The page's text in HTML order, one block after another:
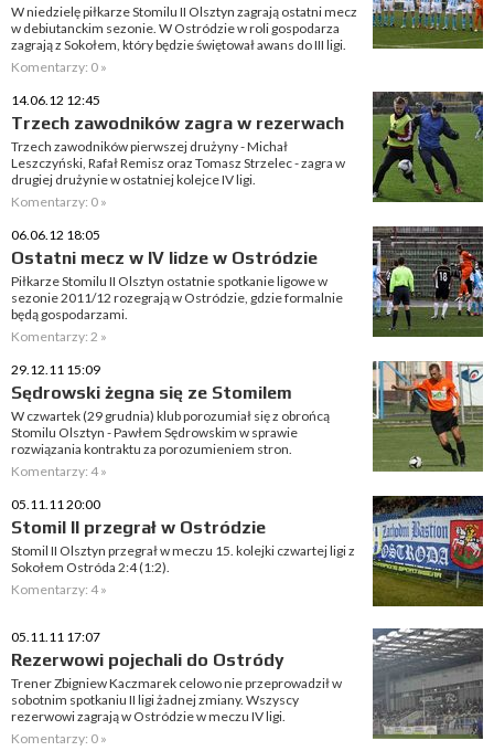
W niedzielę piłkarze Stomilu II Olsztyn zagrają ostatni mecz
w debiutanckim sezonie. W Ostródzie w roli gospodarza
zagrają z Sokołem, który będzie świętował awans do III ligi.
Komentarzy: 0 »
14.06.12 12:45
Trzech zawodników zagra w rezerwach
Trzech zawodników pierwszej drużyny - Michał
Leszczyński, Rafał Remisz oraz Tomasz Strzelec - zagra w
drugiej drużynie w ostatniej kolejce IV ligi.
Komentarzy: 0 »
06.06.12 18:05
Ostatni mecz w IV lidze w Ostródzie
Piłkarze Stomilu II Olsztyn ostatnie spotkanie ligowe w
sezonie 2011/12 rozegrają w Ostródzie, gdzie formalnie
będą gospodarzami.
Komentarzy: 2 »
29.12.11 15:09
Sędrowski żegna się ze Stomilem
W czwartek (29 grudnia) klub porozumiał się z obrońcą
Stomilu Olsztyn - Pawłem Sędrowskim w sprawie
rozwiązania kontraktu za porozumieniem stron.
Komentarzy: 4 »
05.11.11 20:00
Stomil II przegrał w Ostródzie
Stomil II Olsztyn przegrał w meczu 15. kolejki czwartej ligi z
Sokołem Ostróda 2:4 (1:2).
Komentarzy: 4 »
05.11.11 17:07
Rezerwowi pojechali do Ostródy
Trener Zbigniew Kaczmarek celowo nie przeprowadził w
sobotnim spotkaniu II ligi żadnej zmiany. Wszyscy
rezerwowi zagrają w Ostródzie w meczu IV ligi.
Komentarzy: 0 »